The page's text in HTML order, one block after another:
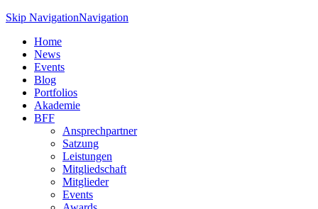
Skip NavigationNavigation
Home
News
Events
Blog
Portfolios
Akademie
BFF
Ansprechpartner
Satzung
Leistungen
Mitgliedschaft
Mitglieder
Events